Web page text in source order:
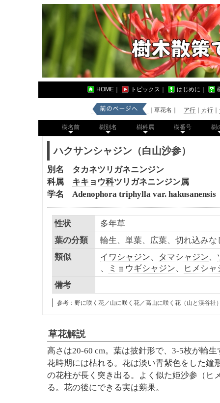
HOME トピックス はじめに
｜草花名｜ ア行 カ行
樹名前 樹別名 樹科属 樹番号 樹
ハクサンシャジン（白山沙参）
別名 タカネツリガネニンジン
科属 キキョウ科ツリガネニンジン属
学名 Adenophora triphylla var. hakusanensis
性状
多年草
葉の分類
輪生、単葉、広葉、切れ込みな
類似
イワシャジン、 タマシャジン、
、
ミョウギシャジン、
ヒメシャ
備考
参考：野に咲く花／山に咲く花／高山に咲く花（山と渓谷社
草花解説
高さは20-60 cm。葉は披針形で、3-5枚が輪
花時期には枯れる。花は淡い青紫色をした鐘
の花柱が長く突き出る。よく似た姫沙参（ヒ
る。花の後にできる実は蒴果。